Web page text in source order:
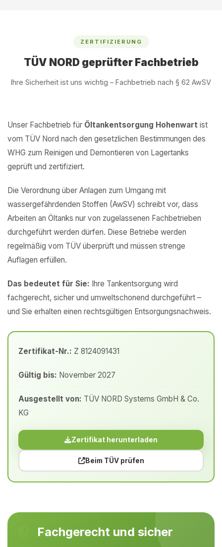
ZERTIFIZIERUNG
TÜV NORD geprüfter Fachbetrieb
Ihre Sicherheit ist uns wichtig – Fachbetrieb nach § 62 AwSV
Unser Fachbetrieb für Öltankentsorgung Hohenwart ist
vom TÜV Nord nach den gesetzlichen Bestimmungen des
WHG zum Reinigen und Demontieren von Lagertanks
geprüft und zertifiziert.
Die Verordnung über Anlagen zum Umgang mit
wassergefährdenden Stoffen (AwSV) schreibt vor, dass
Arbeiten an Öltanks nur von zugelassenen Fachbetrieben
durchgeführt werden dürfen. Diese Betriebe werden
regelmäßig vom TÜV überprüft und müssen strenge
Auflagen erfüllen.
Das bedeutet für Sie: Ihre Tankentsorgung wird
fachgerecht, sicher und umweltschonend durchgeführt –
und Sie erhalten einen rechtsgültigen Entsorgungsnachweis.
Zertifikat-Nr.: Z 8124091431
Gültig bis: November 2027
Ausgestellt von: TÜV NORD Systems GmbH & Co.
KG
Zertifikat herunterladen
Beim TÜV prüfen
Fachgerecht und sicher